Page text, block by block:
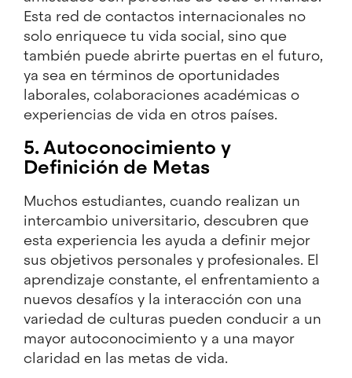
Esta red de contactos internacionales no
solo enriquece tu vida social, sino que
también puede abrirte puertas en el futuro,
ya sea en términos de oportunidades
laborales, colaboraciones académicas o
experiencias de vida en otros países.
5. Autoconocimiento y
Definición de Metas
Muchos estudiantes, cuando realizan un
intercambio universitario, descubren que
esta experiencia les ayuda a definir mejor
sus objetivos personales y profesionales. El
aprendizaje constante, el enfrentamiento a
nuevos desafíos y la interacción con una
variedad de culturas pueden conducir a un
mayor autoconocimiento y a una mayor
claridad en las metas de vida.